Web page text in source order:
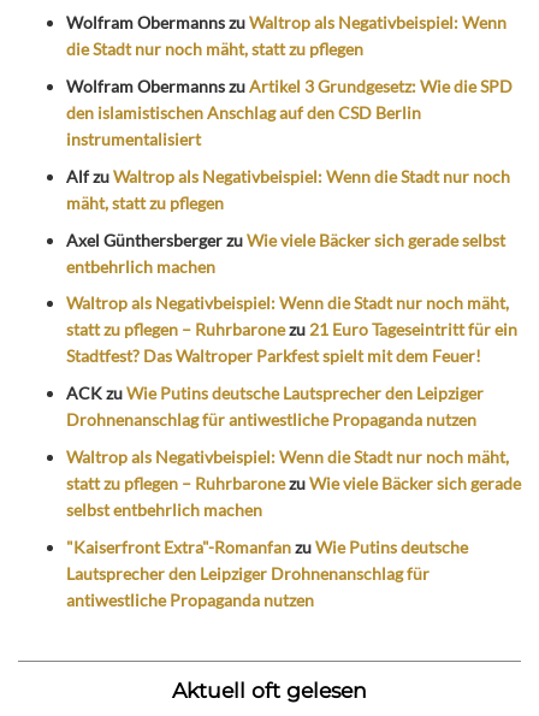
Wolfram ObermannszuWaltrop als Negativbeispiel: Wenn
die Stadt nur noch mäht, statt zu pflegen
Wolfram ObermannszuArtikel 3 Grundgesetz: Wie die SPD
den islamistischen Anschlag auf den CSD Berlin
instrumentalisiert
AlfzuWaltrop als Negativbeispiel: Wenn die Stadt nur noch
mäht, statt zu pflegen
Axel GünthersbergerzuWie viele Bäcker sich gerade selbst
entbehrlich machen
Waltrop als Negativbeispiel: Wenn die Stadt nur noch mäht,
statt zu pflegen – Ruhrbaronezu21 Euro Tageseintritt für ein
Stadtfest? Das Waltroper Parkfest spielt mit dem Feuer!
ACKzuWie Putins deutsche Lautsprecher den Leipziger
Drohnenanschlag für antiwestliche Propaganda nutzen
Waltrop als Negativbeispiel: Wenn die Stadt nur noch mäht,
statt zu pflegen – RuhrbaronezuWie viele Bäcker sich gerade
selbst entbehrlich machen
"Kaiserfront Extra"-RomanfanzuWie Putins deutsche
Lautsprecher den Leipziger Drohnenanschlag für
antiwestliche Propaganda nutzen
Aktuell oft gelesen